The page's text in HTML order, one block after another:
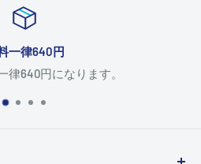
一律640円
律640円になります。